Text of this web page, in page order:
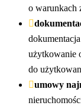
o warunkach
użytkowanie
do
umowy